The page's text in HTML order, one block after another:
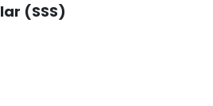
(SSS)